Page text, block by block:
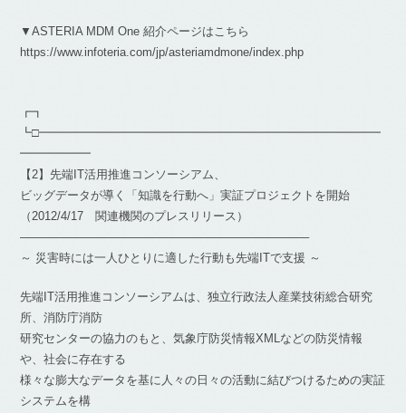
▼ASTERIA MDM One 紹介ページはこちら
https://www.infoteria.com/jp/asteriamdmone/index.php
┏┓
┗□━━━━━━━━━━━━━━━━━━━━━━━━━━━━━
━━━━━━
【2】先端IT活用推進コンソーシアム、
ビッグデータが導く「知識を行動へ」実証プロジェクトを開始
（2012/4/17 関連機関のプレスリリース）
————————————————————————–
～ 災害時には一人ひとりに適した行動も先端ITで支援 ～
先端IT活用推進コンソーシアムは、独立行政法人産業技術総合研究
所、消防庁消防
研究センターの協力のもと、気象庁防災情報XMLなどの防災情報
や、社会に存在する
様々な膨大なデータを基に人々の日々の活動に結びつけるための実証
システムを構